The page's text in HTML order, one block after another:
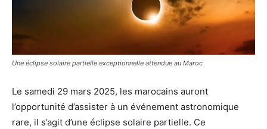
Une éclipse solaire partielle exceptionnelle attendue au Maroc
Le samedi 29 mars 2025, les marocains auront
l’opportunité d’assister à un événement astronomique
rare, il s’agit d’une éclipse solaire partielle. Ce